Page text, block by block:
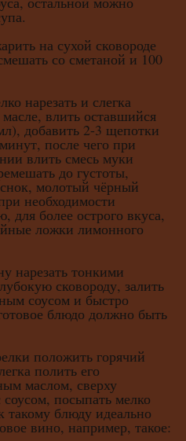
на сухой сковороде
со сметаной и 100
нарезать и слегка
влить оставшийся
добавить 2-3 щепотки
после чего при
влить смесь муки
до густоты,
молотый чёрный
необходимости
для более острого вкуса,
ложки лимонного
тонкими
сковороду, залить
соусом и быстро
блюдо должно быть
положить горячий
полить его
маслом, сверху
посыпать мелко
блюду идеально
вино, например, такое: